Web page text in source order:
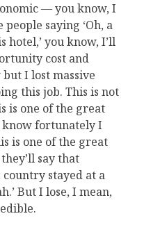
— you know, I
saying ‘Oh, a
hotel,’ you know, I’ll
cost and
I lost massive
this job. This is not
is one of the great
know fortunately I
is one of the great
say that
stayed at a
But I lose, I mean,